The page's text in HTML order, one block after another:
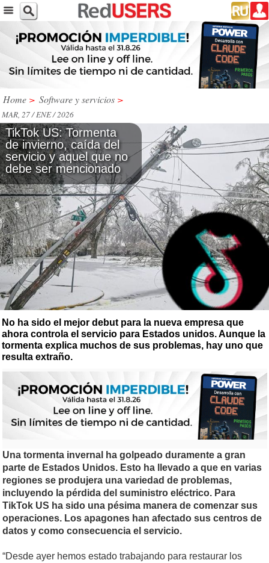
Home > Software y servicios >
MAR, 27 / ENE / 2026
TikTok US: Tormenta
de invierno, caída del
servicio y aquel que no
debe ser mencionado
No ha sido el mejor debut para la nueva empresa que
ahora controla el servicio para Estados unidos. Aunque la
tormenta explica muchos de sus problemas, hay uno que
resulta extraño.
Una tormenta invernal ha golpeado duramente a gran
parte de Estados Unidos. Esto ha llevado a que en varias
regiones se produjera una variedad de problemas,
incluyendo la pérdida del suministro eléctrico. Para
TikTok US ha sido una pésima manera de comenzar sus
operaciones. Los apagones han afectado sus centros de
datos y como consecuencia el servicio.
“Desde ayer hemos estado trabajando para restaurar los